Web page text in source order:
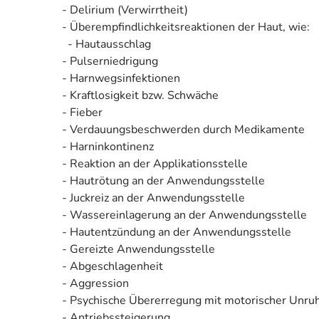
- Delirium (Verwirrtheit)
- Überempfindlichkeitsreaktionen der Haut, wie:
- Hautausschlag
- Pulserniedrigung
- Harnwegsinfektionen
- Kraftlosigkeit bzw. Schwäche
- Fieber
- Verdauungsbeschwerden durch Medikamente
- Harninkontinenz
- Reaktion an der Applikationsstelle
- Hautrötung an der Anwendungsstelle
- Juckreiz an der Anwendungsstelle
- Wassereinlagerung an der Anwendungsstelle
- Hautentzündung an der Anwendungsstelle
- Gereizte Anwendungsstelle
- Abgeschlagenheit
- Aggression
- Psychische Übererregung mit motorischer